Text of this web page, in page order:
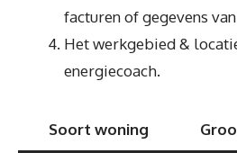
facturen of gegevens
Het werkgebied &
energiecoach.
Soort woning